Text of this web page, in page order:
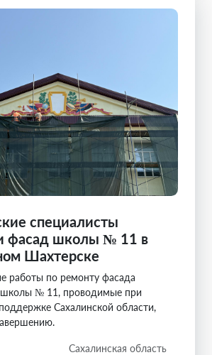
специалисты
фасад школы № 11 в
Шахтерске
работы по ремонту фасада
№ 11, проводимые при
Сахалинской области,
Сахалинская область